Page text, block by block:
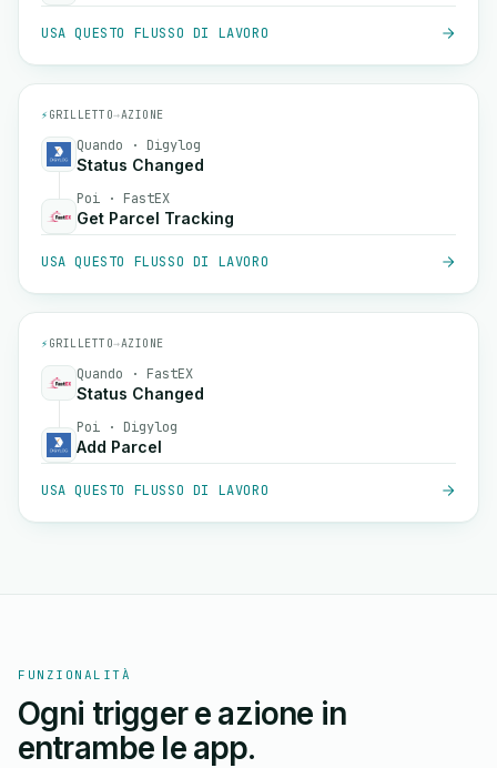
USA QUESTO FLUSSO DI LAVORO
⚡ GRILLETTO→AZIONE
Quando · Digylog
Status Changed
Poi · FastEX
Get Parcel Tracking
USA QUESTO FLUSSO DI LAVORO
⚡ GRILLETTO→AZIONE
Quando · FastEX
Status Changed
Poi · Digylog
Add Parcel
USA QUESTO FLUSSO DI LAVORO
FUNZIONALITÀ
Ogni trigger e azione in
entrambe le app.